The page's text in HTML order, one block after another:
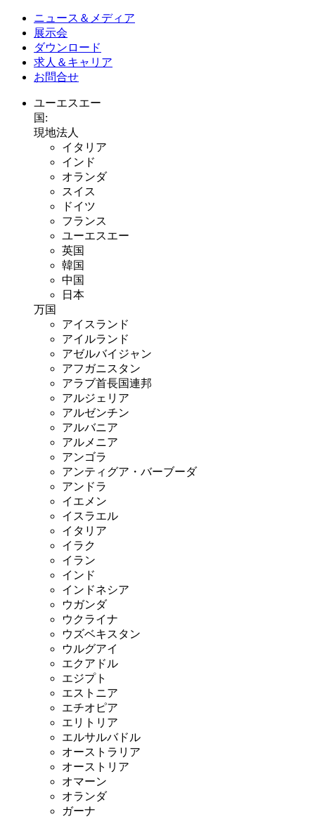
ニュース＆メディア
展示会
ダウンロード
求人＆キャリア
お問合せ
ユーエスエー
国:
現地法人
イタリア
インド
オランダ
スイス
ドイツ
フランス
ユーエスエー
英国
韓国
中国
日本
万国
アイスランド
アイルランド
アゼルバイジャン
アフガニスタン
アラブ首長国連邦
アルジェリア
アルゼンチン
アルバニア
アルメニア
アンゴラ
アンティグア・バーブーダ
アンドラ
イエメン
イスラエル
イタリア
イラク
イラン
インド
インドネシア
ウガンダ
ウクライナ
ウズベキスタン
ウルグアイ
エクアドル
エジプト
エストニア
エチオピア
エリトリア
エルサルバドル
オーストラリア
オーストリア
オマーン
オランダ
ガーナ